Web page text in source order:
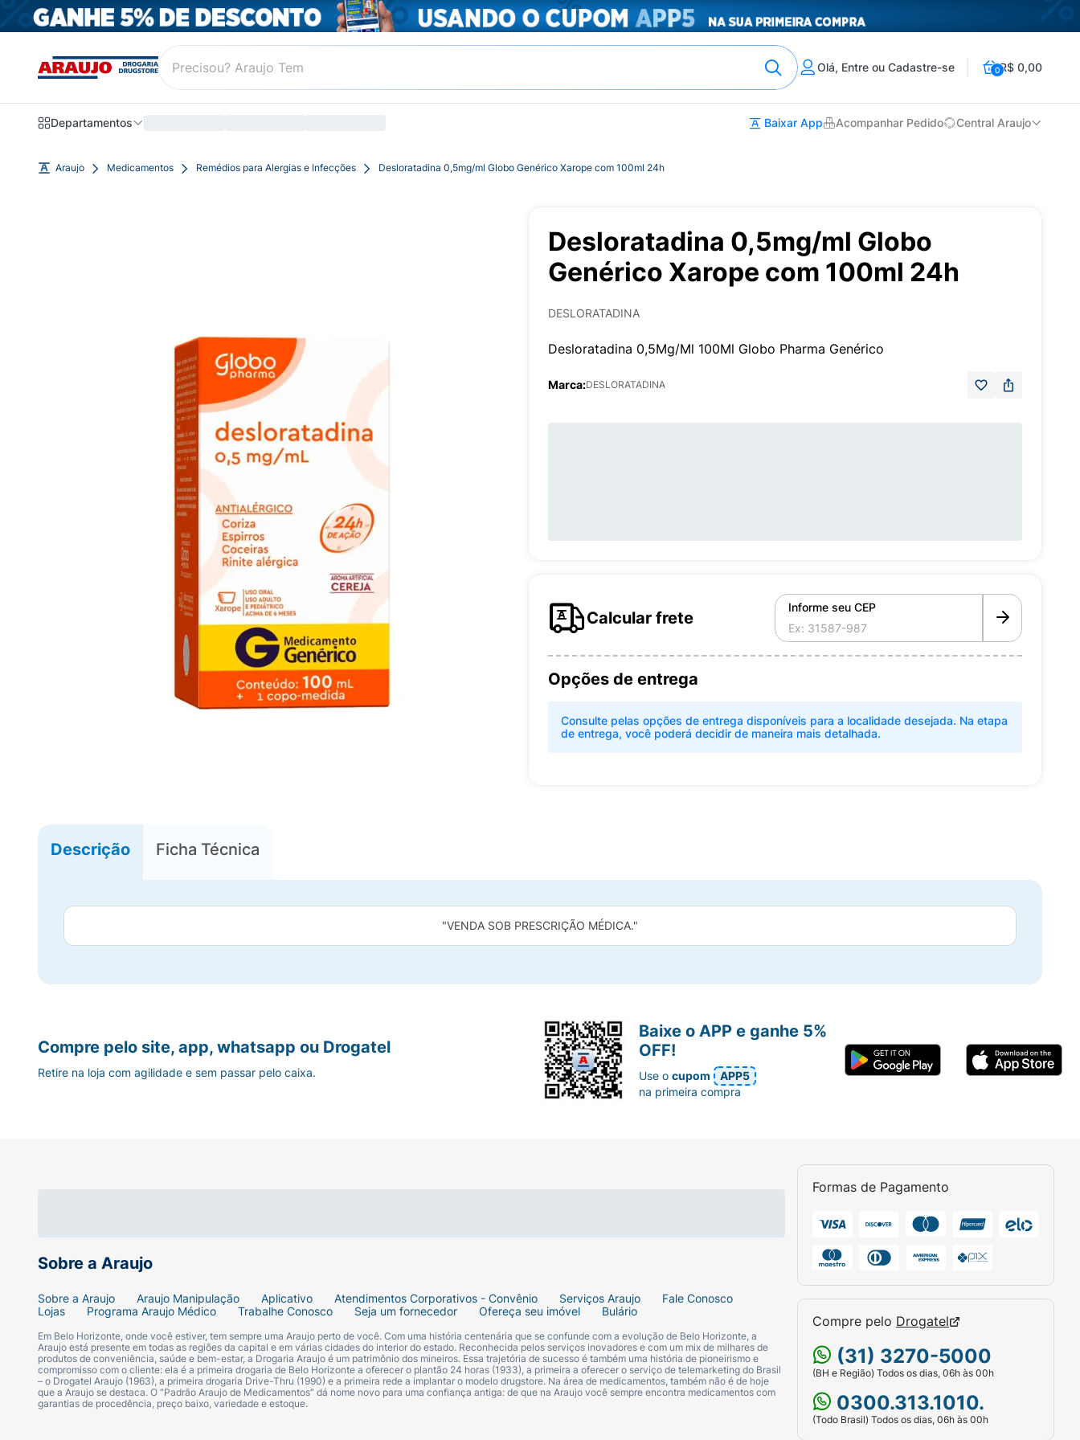
Olá, Entre ou Cadastre-se 0R$ 0,00
Departamentos Baixar App Acompanhar Pedido Central Araujo
Araujo Medicamentos Remédios para Alergias e Infecções Desloratadina 0,5mg/ml Globo Genérico Xarope com 100ml 24h
Desloratadina 0,5mg/ml Globo
Genérico Xarope com 100ml 24h
DESLORATADINA
Desloratadina 0,5Mg/Ml 100Ml Globo Pharma Genérico
Marca:DESLORATADINA
Calcular frete
Informe seu CEP
Opções de entrega
Consulte pelas opções de entrega disponíveis para a localidade desejada. Na etapa
de entrega, você poderá decidir de maneira mais detalhada.
Descrição Ficha Técnica
"VENDA SOB PRESCRIÇÃO MÉDICA."
Sobre a Araujo
Sobre a Araujo Araujo Manipulação Aplicativo Atendimentos Corporativos - Convênio Serviços Araujo
Fale Conosco
Lojas
Programa Araujo Médico Trabalhe Conosco Seja um fornecedor Ofereça seu imóvel Bulário
Em Belo Horizonte, onde você estiver, tem sempre uma Araujo perto de você. Com uma história centenária que se confunde com a evolução de Belo Horizonte, a
Araujo está presente em todas as regiões da capital e em várias cidades do interior do estado. Reconhecida pelos serviços inovadores e com um mix de milhares de
produtos de conveniência, saúde e bem-estar, a Drogaria Araujo é um patrimônio dos mineiros. Essa trajetória de sucesso é também uma história de pioneirismo e
compromisso com o cliente: ela é a primeira drogaria de Belo Horizonte a oferecer o plantão 24 horas (1933), a primeira a oferecer o serviço de telemarketing do Brasil
– o Drogatel Araujo (1963), a primeira drogaria Drive-Thru (1990) e a primeira rede a implantar o modelo drugstore. Na área de medicamentos, também não é de hoje
que a Araujo se destaca. O “Padrão Araujo de Medicamentos” dá nome novo para uma confiança antiga: de que na Araujo você sempre encontra medicamentos com
garantias de procedência, preço baixo, variedade e estoque.
Formas de Pagamento
Compre pelo Drogatel
(31) 3270-5000
(BH e Região) Todos os dias, 06h às 00h
0300.313.1010.
(Todo Brasil) Todos os dias, 06h às 00h
Compre pelo site, app, whatsapp ou Drogatel
Retire na loja com agilidade e sem passar pelo caixa.
Baixe o APP e ganhe 5%
OFF!
Use ocupom
APP5
na primeira compra